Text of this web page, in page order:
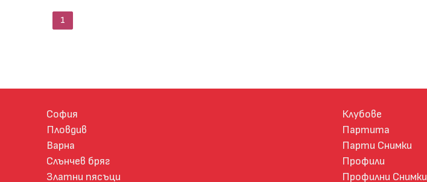
1
София
Пловдив
Варна
Слънчев бряг
Златни пясъци
Клубове
Партита
Парти Снимки
Профили
Профилни Снимки